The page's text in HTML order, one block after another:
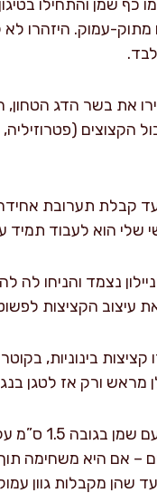
מתוק-עמוק. היזהרו
את בשר הדג הטחון,
הקצוצים
עד קבלת תערובת
שלי הוא לעבוד תמיד
עיצוב הקציצות
מראש ורק אז לטגן